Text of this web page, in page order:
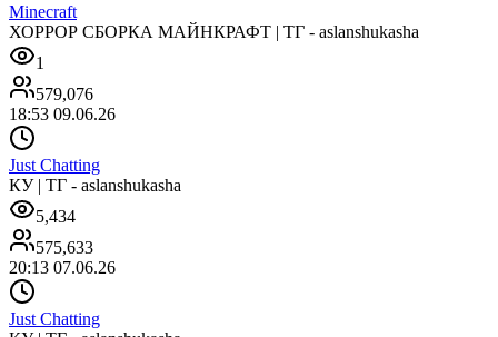
Minecraft
ХОРРОР СБОРКА МАЙНКРАФТ | ТГ - aslanshukasha
1
579,076
18:53 09.06.26
Just Chatting
КУ | ТГ - aslanshukasha
5,434
575,633
20:13 07.06.26
Just Chatting